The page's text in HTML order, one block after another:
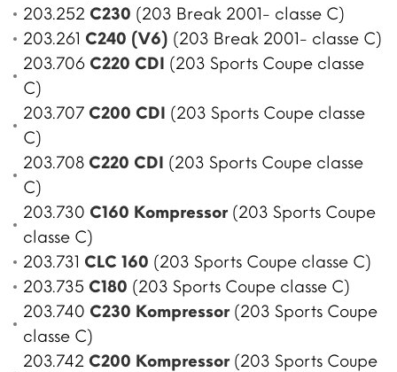
203.252 C230 (203 Break 2001- classe C)
203.261 C240 (V6) (203 Break 2001- classe C)
203.706 C220 CDI (203 Sports Coupe classe
C)
203.707 C200 CDI (203 Sports Coupe classe
C)
203.708 C220 CDI (203 Sports Coupe classe
C)
203.730 C160 Kompressor (203 Sports Coupe
classe C)
203.731 CLC 160 (203 Sports Coupe classe C)
203.735 C180 (203 Sports Coupe classe C)
203.740 C230 Kompressor (203 Sports Coupe
classe C)
203.742 C200 Kompressor (203 Sports Coupe